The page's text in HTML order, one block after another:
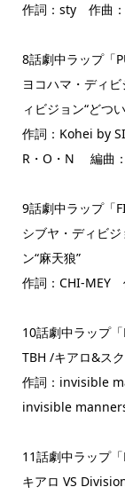
作詞：sty 作曲
8話劇中ラップ「
ヨコハマ・ディビ
ィビジョン“どつ
作詞：Kohei by
R・O・N 編曲
9話劇中ラップ「
シブヤ・ディビ
ン“麻天狼”
作詞：CHI-MEY
10話劇中ラップ
TBH /キアロ&ス
作詞：invisible
invisible
11話劇中ラップ
キアロ VS